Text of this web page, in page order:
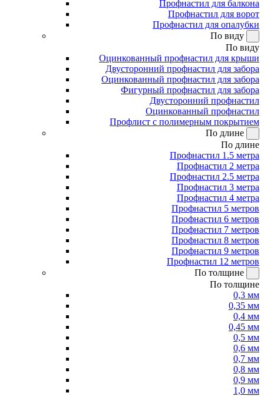
Профнастил для балкона
Профнастил для ворот
Профнастил для опалубки
По виду
По виду
Оцинкованный профнастил для крыши
Двусторонний профнастил для забора
Оцинкованный профнастил для забора
Фигурный профнастил для забора
Двусторонний профнастил
Оцинкованный профнастил
Профлист с полимерным покрытием
По длине
По длине
Профнастил 1.5 метра
Профнастил 2 метра
Профнастил 2.5 метра
Профнастил 3 метра
Профнастил 4 метра
Профнастил 5 метров
Профнастил 6 метров
Профнастил 7 метров
Профнастил 8 метров
Профнастил 9 метров
Профнастил 12 метров
По толщине
По толщине
0,3 мм
0,35 мм
0,4 мм
0,45 мм
0,5 мм
0,6 мм
0,7 мм
0,8 мм
0,9 мм
1,0 мм